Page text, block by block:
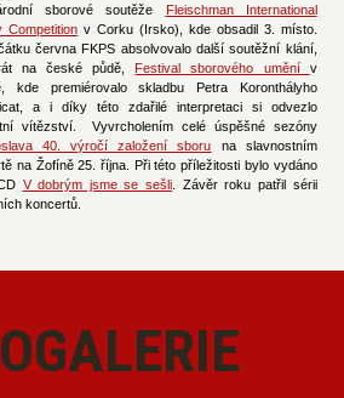
sborové soutěže
Fleischman International
Competition v Corku (Irsko), kde obsadil 3. místo.
června FKPS absolvovalo další soutěžní klání,
na české půdě, Festival sborového umění v
kde premiérovalo skladbu Petra Koronthályho
a i díky této zdařilé interpretaci si odvezlo
vítězství. Vyvrcholením celé úspěšné sezóny
40. výročí založení sboru na slavnostním
na Žofíně 25. října. Při této příležitosti bylo vydáno
V dobrým jsme se sešli . Závěr roku patřil sérii
koncertů.